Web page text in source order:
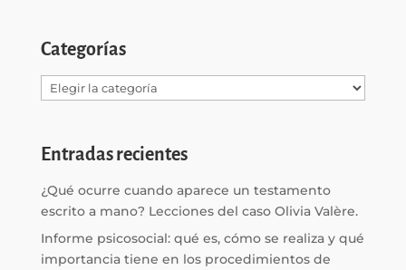
Categorías
Categorías
Entradas recientes
¿Qué ocurre cuando aparece un testamento
escrito a mano? Lecciones del caso Olivia Valère.
Informe psicosocial: qué es, cómo se realiza y qué
importancia tiene en los procedimientos de